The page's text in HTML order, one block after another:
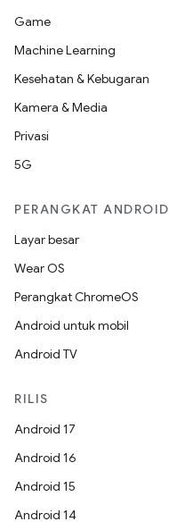
Game
Machine Learning
Kesehatan & Kebugaran
Kamera & Media
Privasi
5G
PERANGKAT ANDROID
Layar besar
Wear OS
Perangkat ChromeOS
Android untuk mobil
Android TV
RILIS
Android 17
Android 16
Android 15
Android 14